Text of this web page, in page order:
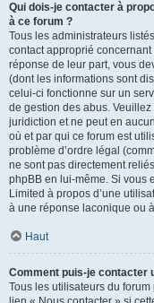
Qui dois-je contacter à
à ce forum ?
Tous les administrateurs
contact approprié
réponse de leur part, vous
(dont les informations sont
celui-ci fonctionne sur un
de gestion des abus.
juridiction et ne peut en
où et par qui ce forum est
problème d’ordre légal
ne sont pas directement
phpBB en lui-même. Si vous
Limited à propos d’une
à une réponse laconique ou
Haut
Comment puis-je contacter
Tous les utilisateurs du